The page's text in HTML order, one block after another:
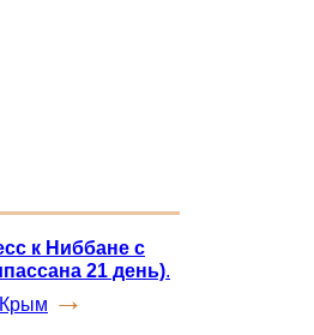
к Ниббане с
21 день).
→